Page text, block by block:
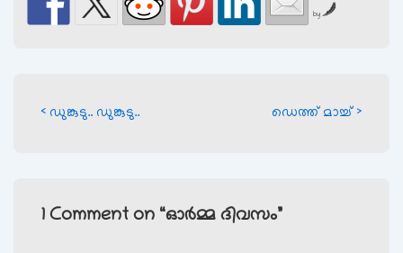
by
Post
Previous
‹ ഡുങ്കുടു.. ഡുങ്കുടു..
Next
ഡെത്ത് മാച്ച് ›
1 Comment on “ഓര്‍മ്മ ദിവസം”